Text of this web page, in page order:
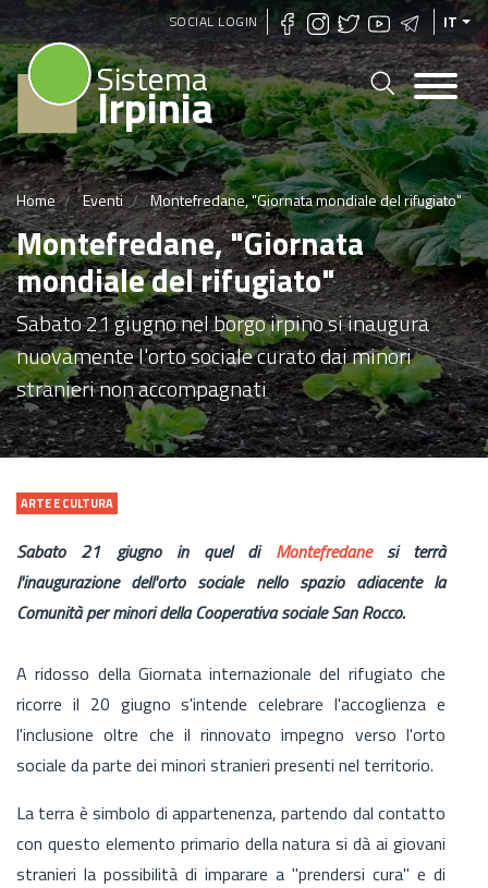
Salta
al
contenuto
principale
SOCIAL LOGIN IT
Sistema
Irpinia
Home Eventi Montefredane, "Giornata mondiale del rifugiato"
Montefredane, "Giornata
mondiale del rifugiato"
Sabato 21 giugno nel borgo irpino si inaugura
nuovamente l'orto sociale curato dai minori
stranieri non accompagnati
ARTE E CULTURA
Sabato 21 giugno in quel di Montefredanesi terrà
l'inaugurazione dell'orto sociale nello spazio adiacente la
Comunità per minori della Cooperativa sociale San Rocco.
A ridosso della Giornata internazionale del rifugiato che
ricorre il 20 giugno s'intende celebrare l'accoglienza e
l'inclusione oltre che il rinnovato impegno verso l'orto
sociale da parte dei minori stranieri presenti nel territorio.
La terra è simbolo di appartenenza, partendo dal contatto
con questo elemento primario della natura si dà ai giovani
stranieri la possibilità di imparare a "prendersi cura" e di